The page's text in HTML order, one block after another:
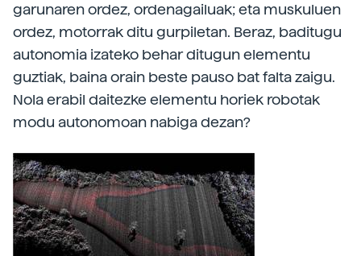
garunaren ordez, ordenagailuak; eta muskuluen
ordez, motorrak ditu gurpiletan. Beraz, baditugu
autonomia izateko behar ditugun elementu
guztiak, baina orain beste pauso bat falta zaigu.
Nola erabil daitezke elementu horiek robotak
modu autonomoan nabiga dezan?